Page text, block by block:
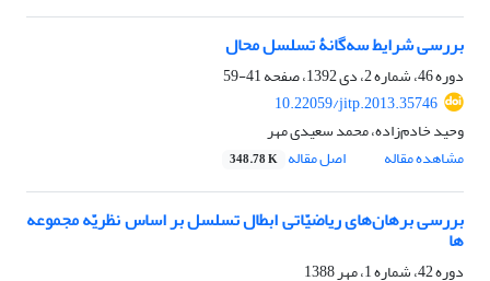
بررسی شرایط سه‌گانۀ تسلسل محال
دوره 46، شماره 2، دی 1392، صفحه
41-59
10.22059/jitp.2013.35746
وحید خادم‌زاده، محمد سعیدی مهر
مشاهده مقاله
اصل مقاله 348.78 K
بررسی برهان‌های ریاضیّاتی ابطال تسلسل بر اساس نظریّه مجموعه
ها
دوره 42، شماره 1، مهر 1388